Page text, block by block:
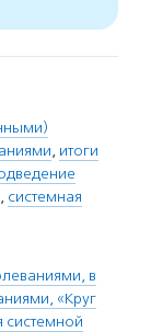
, итоги
, системная
в
«Круг
системной